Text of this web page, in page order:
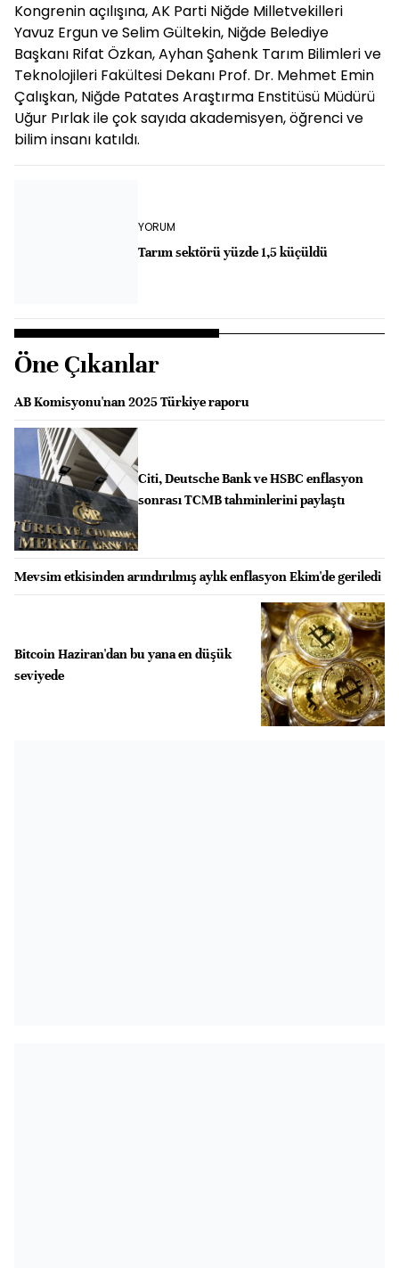
Kongrenin açılışına, AK Parti Niğde Milletvekilleri
Yavuz Ergun ve Selim Gültekin, Niğde Belediye
Başkanı Rifat Özkan, Ayhan Şahenk Tarım Bilimleri ve
Teknolojileri Fakültesi Dekanı Prof. Dr. Mehmet Emin
Çalışkan, Niğde Patates Araştırma Enstitüsü Müdürü
Uğur Pırlak ile çok sayıda akademisyen, öğrenci ve
bilim insanı katıldı.
YORUM
Tarım sektörü yüzde 1,5 küçüldü
Öne Çıkanlar
AB Komisyonu'nan 2025 Türkiye raporu
Citi, Deutsche Bank ve HSBC enflasyon
sonrası TCMB tahminlerini paylaştı
Mevsim etkisinden arındırılmış aylık enflasyon Ekim'de geriledi
Bitcoin Haziran'dan bu yana en düşük
seviyede